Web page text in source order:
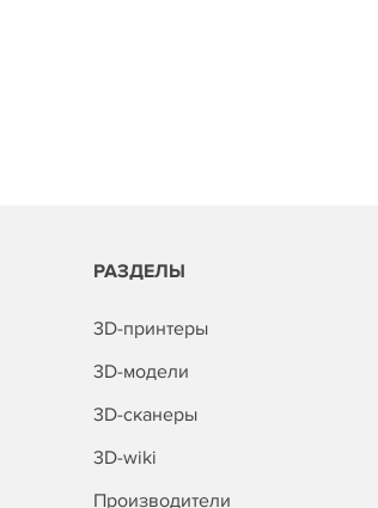
РАЗДЕЛЫ
3D-принтеры
3D-модели
3D-сканеры
3D-wiki
Производители